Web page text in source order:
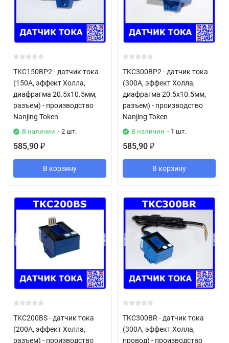
TKC150BP2 - датчик тока
(150А, эффект Холла,
диафрагма 20.5х10.5мм,
разъем) - производство
Nanjing Token
В наличии - 2 шт.
585,90 ₽
В корзину
TKC300BP2 - датчик тока
(300А, эффект Холла,
диафрагма 20.5х10.5мм,
разъем) - производство
Nanjing Token
В наличии - 1 шт.
585,90 ₽
В корзину
TKC200BS - датчик тока
(200А, эффект Холла,
разъем) - производство
TKC300BR - датчик тока
(300А, эффект Холла,
провод) - производство